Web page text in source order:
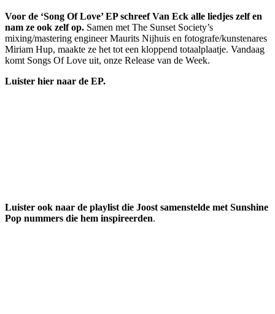
Voor de ‘Song Of Love’ EP schreef Van Eck alle liedjes zelf en
nam ze ook zelf op. Samen met The Sunset Society’s
mixing/mastering engineer Maurits Nijhuis en fotografe/kunstenares
Miriam Hup, maakte ze het tot een kloppend totaalplaatje. Vandaag
komt Songs Of Love uit, onze Release van de Week.
Luister hier naar de EP.
Luister ook naar de playlist die Joost samenstelde met Sunshine
Pop nummers die hem inspireerden.